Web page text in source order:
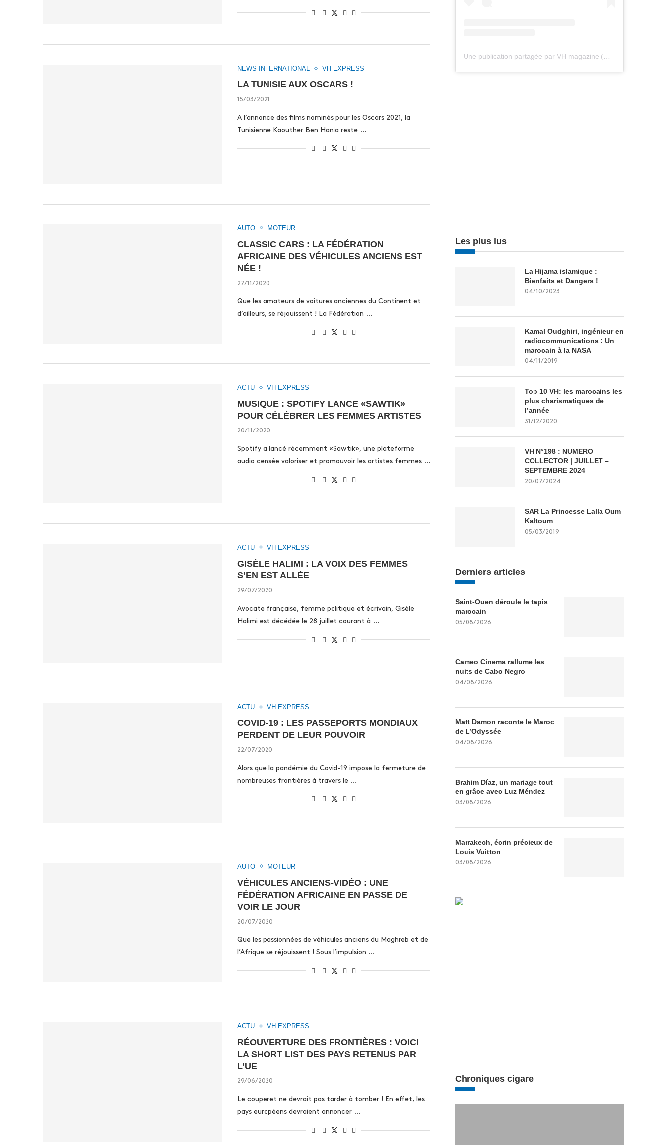
NEWS INTERNATIONAL VH EXPRESS
LA TUNISIE AUX OSCARS !
15/03/2021
A l’annonce des films nominés pour les Oscars 2021, la
Tunisienne Kaouther Ben Hania reste …
AUTO MOTEUR
CLASSIC CARS : LA FÉDÉRATION
AFRICAINE DES VÉHICULES ANCIENS EST
NÉE !
27/11/2020
Que les amateurs de voitures anciennes du Continent et
d’ailleurs, se réjouissent ! La Fédération …
ACTU VH EXPRESS
MUSIQUE : SPOTIFY LANCE «SAWTIK»
POUR CÉLÉBRER LES FEMMES ARTISTES
20/11/2020
Spotify a lancé récemment «Sawtik», une plateforme
audio censée valoriser et promouvoir les artistes femmes …
ACTU VH EXPRESS
GISÈLE HALIMI : LA VOIX DES FEMMES
S’EN EST ALLÉE
29/07/2020
Avocate française, femme politique et écrivain, Gisèle
Halimi est décédée le 28 juillet courant à …
ACTU VH EXPRESS
COVID-19 : LES PASSEPORTS MONDIAUX
PERDENT DE LEUR POUVOIR
22/07/2020
Alors que la pandémie du Covid-19 impose la fermeture de
nombreuses frontières à travers le …
AUTO MOTEUR
VÉHICULES ANCIENS-VIDÉO : UNE
FÉDÉRATION AFRICAINE EN PASSE DE
VOIR LE JOUR
20/07/2020
Que les passionnées de véhicules anciens du Maghreb et de
l’Afrique se réjouissent ! Sous l’impulsion …
ACTU VH EXPRESS
RÉOUVERTURE DES FRONTIÈRES : VOICI
LA SHORT LIST DES PAYS RETENUS PAR
L’UE
29/06/2020
Le couperet ne devrait pas tarder à tomber ! En effet, les
pays européens devraient annoncer …
Une publication partagée par VH magazine (@vh.magazine)
Les plus lus
La Hijama islamique :
Bienfaits et Dangers !
04/10/2023
Kamal Oudghiri, ingénieur en
radiocommunications : Un
marocain à la NASA
04/11/2019
Top 10 VH: les marocains les
plus charismatiques de
l’année
31/12/2020
VH N°198 : NUMERO
COLLECTOR | JUILLET –
SEPTEMBRE 2024
20/07/2024
SAR La Princesse Lalla Oum
Kaltoum
05/03/2019
Derniers articles
Saint-Ouen déroule le tapis
marocain
05/08/2026
Cameo Cinema rallume les
nuits de Cabo Negro
04/08/2026
Matt Damon raconte le Maroc
de L’Odyssée
04/08/2026
Brahim Díaz, un mariage tout
en grâce avec Luz Méndez
03/08/2026
Marrakech, écrin précieux de
Louis Vuitton
03/08/2026
Chroniques cigare